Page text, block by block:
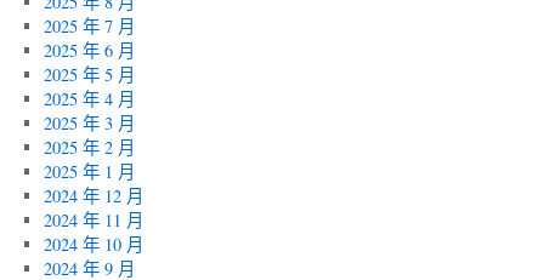
2025 年 7 月
2025 年 6 月
2025 年 5 月
2025 年 4 月
2025 年 3 月
2025 年 2 月
2025 年 1 月
2024 年 12 月
2024 年 11 月
2024 年 10 月
2024 年 9 月